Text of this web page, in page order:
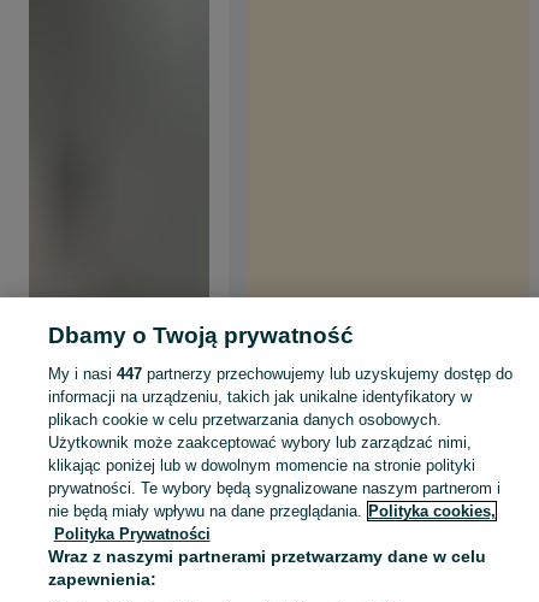
Dbamy o Twoją prywatność
My i nasi 447partnerzy przechowujemy lub uzyskujemy dostęp do
informacji na urządzeniu, takich jak unikalne identyfikatory w
plikach cookie w celu przetwarzania danych osobowych.
Użytkownik może zaakceptować wybory lub zarządzać nimi,
klikając poniżej lub w dowolnym momencie na stronie polityki
prywatności. Te wybory będą sygnalizowane naszym partnerom i
nie będą miały wpływu na dane przeglądania. Polityka cookies,
Polityka Prywatności
Wraz z naszymi partnerami przetwarzamy dane w celu
zapewnienia: